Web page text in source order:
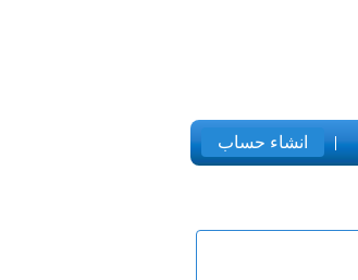
انشاء حساب